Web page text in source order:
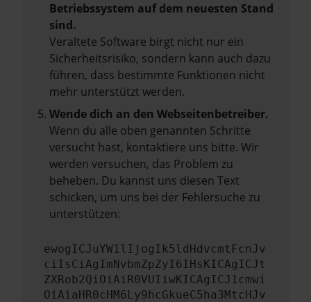
Betriebssystem auf dem neuesten Stand
sind.
Veraltete Software birgt nicht nur ein
Sicherheitsrisiko, sondern kann auch dazu
führen, dass bestimmte Funktionen nicht
mehr unterstützt werden.
Wende dich an den Webseitenbetreiber.
Wenn du alle oben genannten Schritte
versucht hast, kontaktiere uns bitte. Wir
werden versuchen, das Problem zu
beheben. Du kannst uns diesen Text
schicken, um uns bei der Fehlersuche zu
unterstützen:
ewogICJuYW1lIjogIk5ldHdvcmtFcnJv
ciIsCiAgImNvbmZpZyI6IHsKICAgICJt
ZXRob2QiOiAiR0VUIiwKICAgICJ1cmwi
OiAiaHR0cHM6Ly9hcGkueC5ha3MtcHJv